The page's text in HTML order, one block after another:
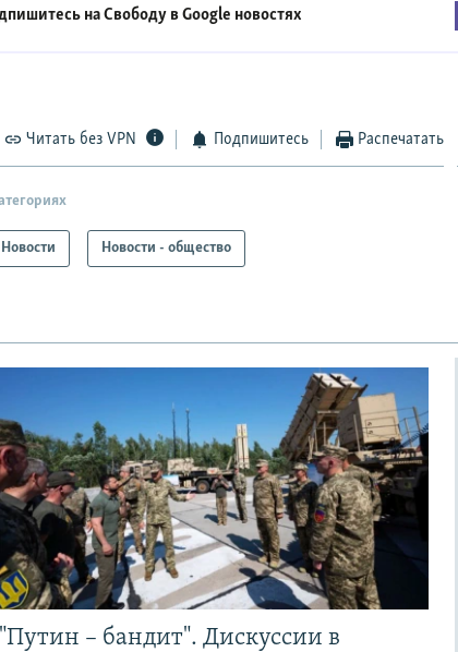
на Свободу вGoogle новостях
Читать без VPN Подпишитесь Распечатать
Новости Новости - общество
"Путин – бандит". Дискуссии в